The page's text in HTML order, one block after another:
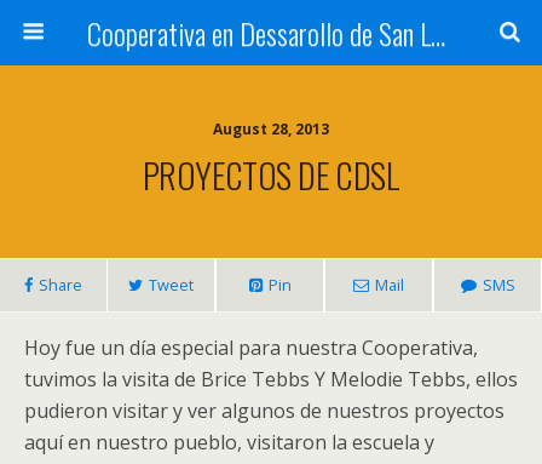
Cooperativa en Dessarollo de San Luis
August 28, 2013
PROYECTOS DE CDSL
Share Tweet Pin Mail SMS
Hoy fue un día especial para nuestra Cooperativa,
tuvimos la visita de Brice Tebbs Y Melodie Tebbs, ellos
pudieron visitar y ver algunos de nuestros proyectos
aquí en nuestro pueblo, visitaron la escuela y